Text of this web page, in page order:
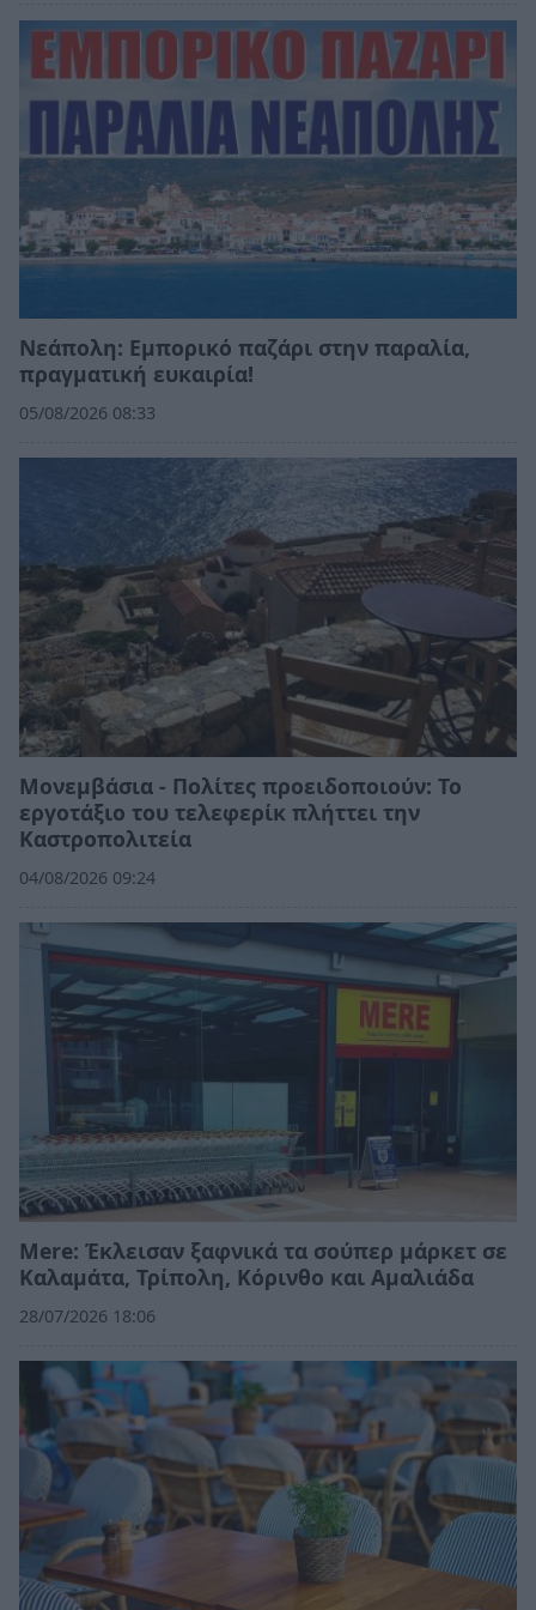
Νεάπολη: Εμπορικό παζάρι στην παραλία,
πραγματική ευκαιρία!
05/08/2026 08:33
Μονεμβάσια - Πολίτες προειδοποιούν: Το
εργοτάξιο του τελεφερίκ πλήττει την
Καστροπολιτεία
04/08/2026 09:24
Mere: Έκλεισαν ξαφνικά τα σούπερ μάρκετ σε
Καλαμάτα, Τρίπολη, Κόρινθο και Αμαλιάδα
28/07/2026 18:06